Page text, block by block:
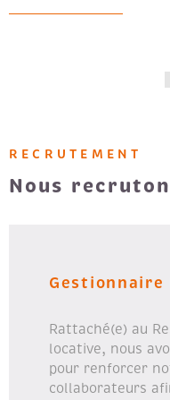
RECRUTEMENT
Nous
Gestionnaire
Rattaché(e) au
locative, nous
pour renforcer
collaborateurs